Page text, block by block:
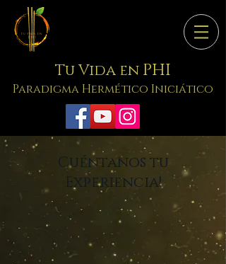
Tu Vida en PHI
Paradigma Hermético Iniciático
Cuéntanos tu
Experiencia!